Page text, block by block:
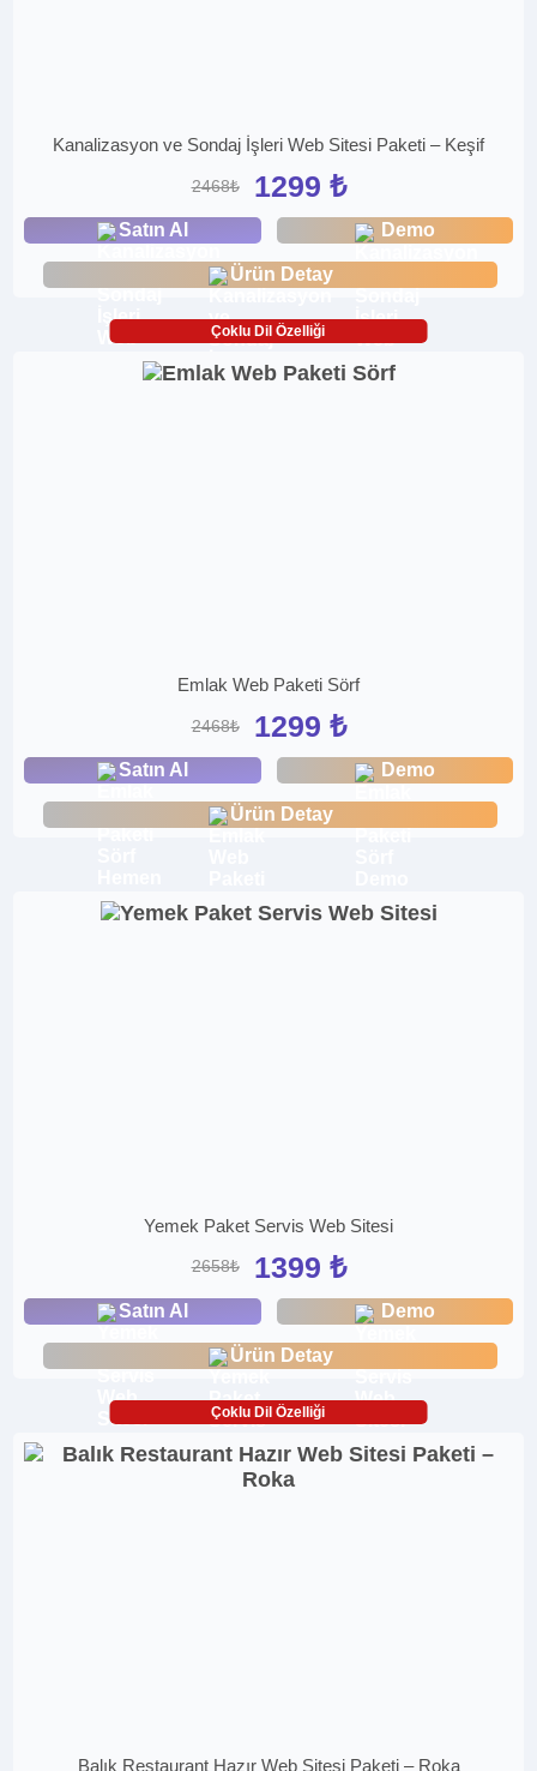
Kanalizasyon ve Sondaj İşleri Web Sitesi Paketi – Keşif
2468₺ 1299 ₺
Satın Al Demo
Ürün Detay
Çoklu Dil Özelliği
Emlak Web Paketi Sörf
2468₺ 1299 ₺
Satın Al Demo
Ürün Detay
Yemek Paket Servis Web Sitesi
2658₺ 1399 ₺
Satın Al Demo
Ürün Detay
Çoklu Dil Özelliği
Balık Restaurant Hazır Web Sitesi Paketi – Roka